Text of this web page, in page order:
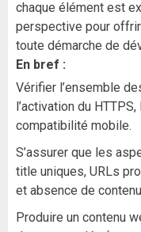
chaque élément est
perspective pour
toute démarche de
En bref :
Vérifier l’ensemble
l’activation du
compatibilité mobile.
S’assurer que les
title uniques, URLs
et absence de
Produire un contenu